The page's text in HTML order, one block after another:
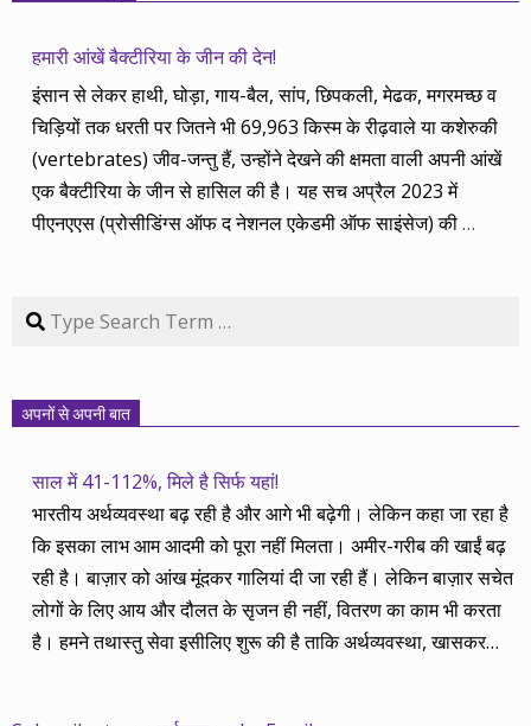
हमारी आंखें बैक्टीरिया के जीन की देन!
इंसान से लेकर हाथी, घोड़ा, गाय-बैल, सांप, छिपकली, मेढक, मगरमच्छ व
चिड़ियों तक धरती पर जितने भी 69,963 किस्म के रीढ़वाले या कशेरुकी
(vertebrates) जीव-जन्तु हैं, उन्होंने देखने की क्षमता वाली अपनी आंखें
एक बैक्टीरिया के जीन से हासिल की है। यह सच अप्रैल 2023 में
पीएनएएस (प्रोसीडिंग्स ऑफ द नेशनल एकेडमी ऑफ साइंसेज) की…
Search
अपनों से अपनी बात
साल में 41-112%, मिले है सिर्फ यहां!
भारतीय अर्थव्यवस्था बढ़ रही है और आगे भी बढ़ेगी। लेकिन कहा जा रहा है
कि इसका लाभ आम आदमी को पूरा नहीं मिलता। अमीर-गरीब की खाईं बढ़
रही है। बाज़ार को आंख मूंदकर गालियां दी जा रही हैं। लेकिन बाज़ार सचेत
लोगों के लिए आय और दौलत के सृजन ही नहीं, वितरण का काम भी करता
है। हमने तथास्तु सेवा इसीलिए शुरू की है ताकि अर्थव्यवस्था, खासकर